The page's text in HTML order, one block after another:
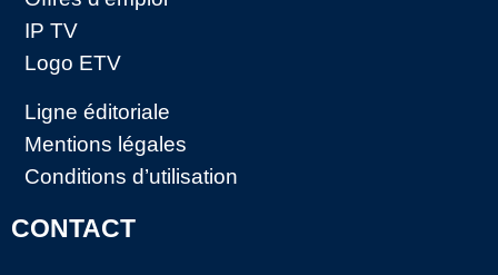
IP TV
Logo ETV
Ligne éditoriale
Mentions légales
Conditions d’utilisation
CONTACT